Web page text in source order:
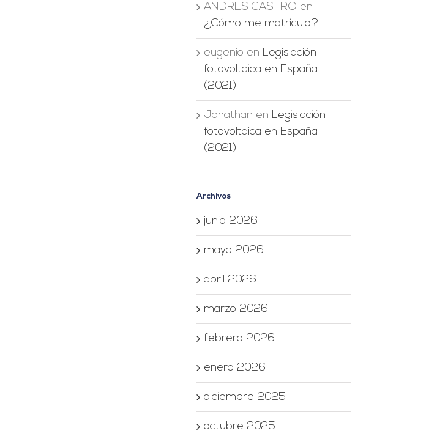
ANDRES CASTRO en
¿Cómo me matriculo?
eugenio en Legislación
fotovoltaica en España
(2021)
Jonathan en Legislación
fotovoltaica en España
(2021)
Archivos
junio 2026
mayo 2026
abril 2026
marzo 2026
febrero 2026
enero 2026
diciembre 2025
octubre 2025